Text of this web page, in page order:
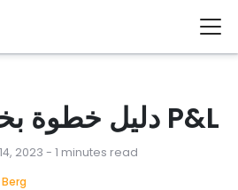
دليل خطوة بخطوة لقوالب P&L
2023 - 1 minutes read